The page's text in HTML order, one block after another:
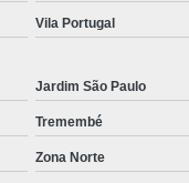
de Lavar Roupa
Vila Portugal
Jardim São Paulo
Tremembé
Zona Norte